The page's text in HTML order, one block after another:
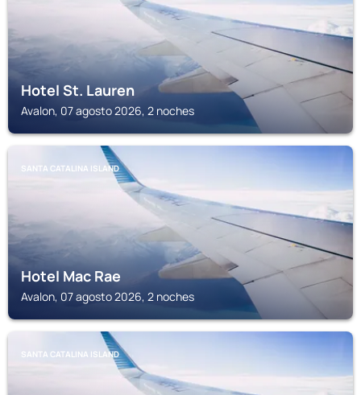
Hotel St. Lauren
Avalon, 07 agosto 2026, 2 noches
SANTA CATALINA ISLAND
Hotel Mac Rae
Avalon, 07 agosto 2026, 2 noches
SANTA CATALINA ISLAND